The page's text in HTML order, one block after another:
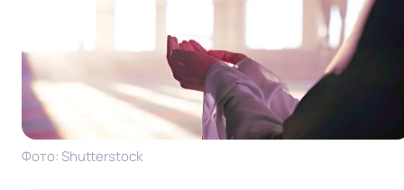
Фото: Shutterstock